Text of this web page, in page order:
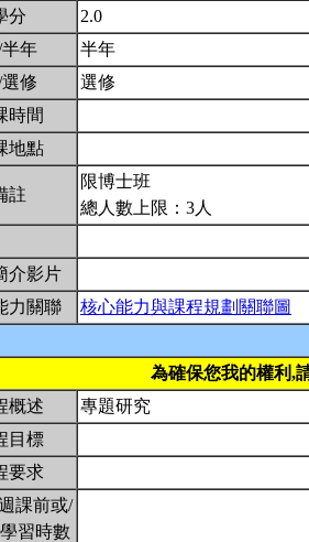
分
2.0
年
半年
修
選修
時間
地點
註
限博士班
總人數上限：3人
介影片
力關聯
核心能力與課程規劃關聯圖
為確保您我的權利,
概述
專題研究
目標
要求
課前或/
習時數